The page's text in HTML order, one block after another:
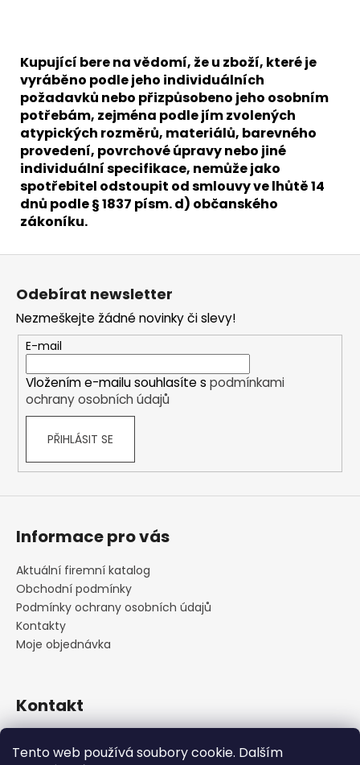
Tento web používá soubory cookie. Dalším
Kupující bere na vědomí, že u zboží, které je
vyráběno podle jeho individuálních
požadavků nebo přizpůsobeno jeho osobním
potřebám, zejména podle jím zvolených
atypických rozměrů, materiálů, barevného
provedení, povrchové úpravy nebo jiné
individuální specifikace, nemůže jako
spotřebitel odstoupit od smlouvy ve lhůtě 14
dnů podle § 1837 písm. d) občanského
zákoníku.
Z
Odebírat newsletter
Nezmeškejte žádné novinky či slevy!
E-mail
Vložením e-mailu souhlasíte s podmínkami
ochrany osobních údajů
PŘIHLÁSIT SE
Informace pro vás
Aktuální firemní katalog
Obchodní podmínky
Podmínky ochrany osobních údajů
Kontakty
Moje objednávka
Kontakt
+420 222 316 990